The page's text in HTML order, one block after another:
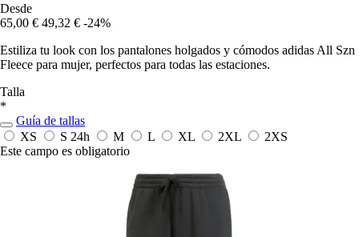
Desde
65,00 € 49,32 € -24%
Estiliza tu look con los pantalones holgados y cómodos adidas All Szn
Fleece para mujer, perfectos para todas las estaciones.
Talla
*
Guía de tallas
XS
S 24h M L XL 2XL
2XS
Este campo es obligatorio